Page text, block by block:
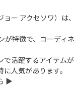
ー アクセソワ）は、
が特徴で、コーディネ
活躍するアイテムが
人気があります。
▶︎